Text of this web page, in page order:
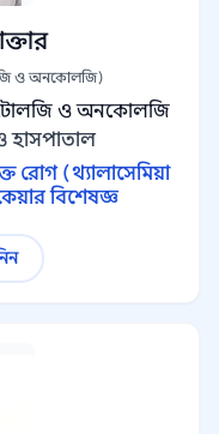
ও অনকোলজি)
ও অনকোলজি
হাসপাতাল
রোগ (থ্যালাসেমিয়া
বিশেষজ্ঞ